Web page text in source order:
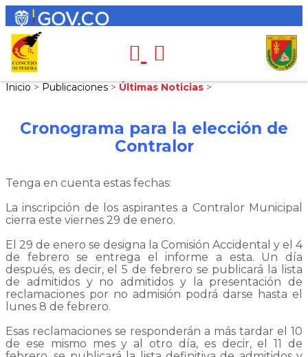
Inicio > Publicaciones > Últimas Noticias >
Cronograma para la elección de
Contralor
Tenga en cuenta estas fechas:
La inscripción de los aspirantes a Contralor Municipal
cierra este viernes 29 de enero.
El 29 de enero se designa la Comisión Accidental y el 4
de febrero se entrega el informe a esta. Un día
después, es decir, el 5 de febrero se publicará la lista
de admitidos y no admitidos y la presentación de
reclamaciones por no admisión podrá darse hasta el
lunes 8 de febrero.
Esas reclamaciones se responderán a más tardar el 10
de ese mismo mes y al otro día, es decir, el 11 de